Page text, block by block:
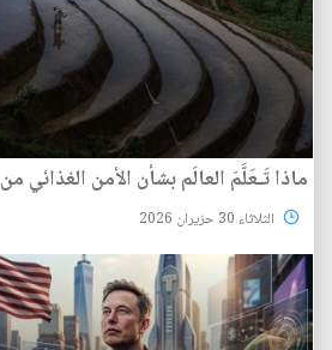
ماذا تَـعَلَّمَ العالَم بشأن الأمن الغذائي
الثلاثاء 30 حزيران 2026